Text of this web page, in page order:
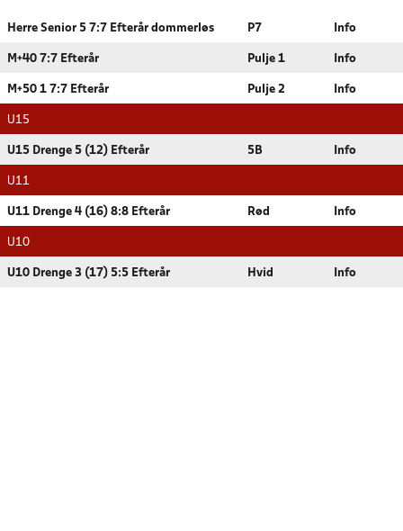
Herre Senior 5 7:7 Efterår dommerløs P7 Info
M+40 7:7 Efterår Pulje 1 Info
M+50 1 7:7 Efterår Pulje 2 Info
U15
U15 Drenge 5 (12) Efterår 5B Info
U11
U11 Drenge 4 (16) 8:8 Efterår Rød Info
U10
U10 Drenge 3 (17) 5:5 Efterår Hvid Info